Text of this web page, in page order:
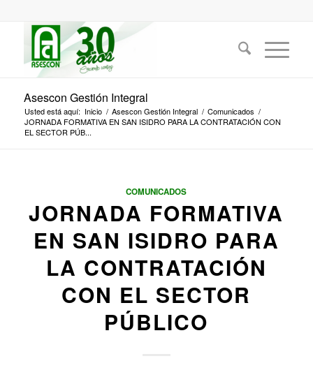
Asescon Gestión Integral
Usted está aquí: Inicio / Asescon Gestión Integral / Comunicados /
JORNADA FORMATIVA EN SAN ISIDRO PARA LA CONTRATACIÓN CON
EL SECTOR PÚB...
COMUNICADOS
JORNADA FORMATIVA
EN SAN ISIDRO PARA
LA CONTRATACIÓN
CON EL SECTOR
PÚBLICO